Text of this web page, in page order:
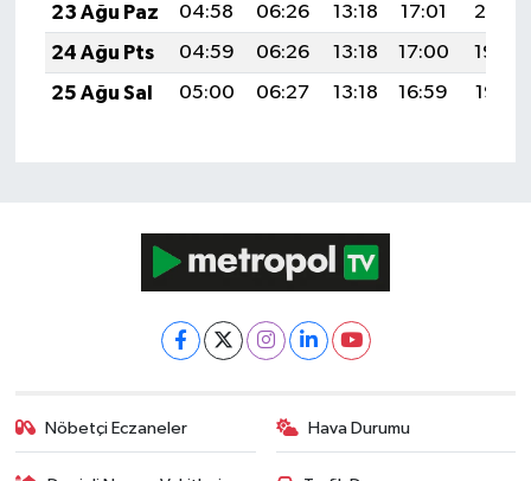
23 Ağu Paz
04:58 06:26 13:18 17:01
20:01
24 Ağu Pts
04:59 06:26 13:18 17:00
19:59
25 Ağu Sal
05:00 06:27 13:18 16:59 19:58
Nöbetçi Eczaneler Hava Durumu